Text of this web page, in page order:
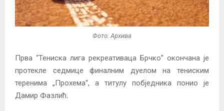
Фото: Архива
Прва “Тениска лига рекреативаца Брчко” окончана је
протекле седмице финалним дуелом на тениским
теренима „Прохема“, а титулу побједника понио је
Дамир Фазлић.